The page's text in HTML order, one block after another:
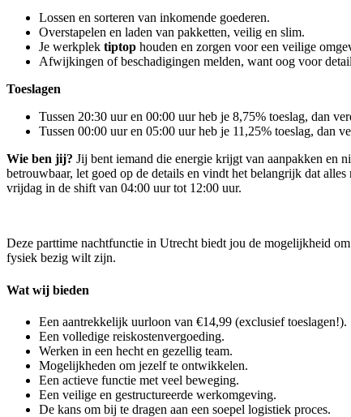
Lossen en sorteren van inkomende goederen.
Overstapelen en laden van pakketten, veilig en slim.
Je werkplek tiptop houden en zorgen voor een veilige
Afwijkingen of beschadigingen melden, want oog voor
Toeslagen
Tussen 20:30 uur en 00:00 uur heb je 8,75% toeslag, dan
Tussen 00:00 uur en 05:00 uur heb je 11,25% toeslag, dan
Wie ben jij? Jij bent iemand die energie krijgt van aanpakken en
betrouwbaar, let goed op de details en vindt het belangrijk dat
vrijdag in de shift van 04:00 uur tot 12:00 uur.
Deze parttime nachtfunctie in Utrecht biedt jou de mogelijkheid
fysiek bezig wilt zijn.
Wat wij bieden
Een aantrekkelijk uurloon van €14,99 (exclusief toeslagen!).
Een volledige reiskostenvergoeding.
Werken in een hecht en gezellig team.
Mogelijkheden om jezelf te ontwikkelen.
Een actieve functie met veel beweging.
Een veilige en gestructureerde werkomgeving.
De kans om bij te dragen aan een soepel logistiek proces.